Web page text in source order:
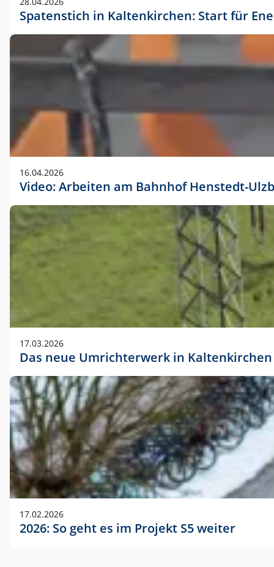
Spatenstich in Kaltenkirchen: Start für
16.04.2026
Video: Arbeiten am Bahnhof Henstedt-
17.03.2026
Das neue Umrichterwerk in Kaltenkirchen
17.02.2026
2026: So geht es im Projekt S5 weiter